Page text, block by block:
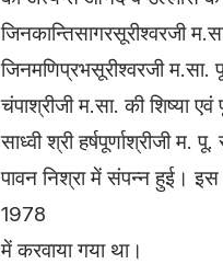
जिनकान्तिसागरसूरीश्वरजी
जिनमणिप्रभसूरीश्वरजी म.सा.
चंपाश्रीजी म.सा. की शिष्या
साध्वी श्री हर्षपूर्णाश्रीजी म.
पावन निश्रा में संपन्न हुई। इस
1978
में करवाया गया था।